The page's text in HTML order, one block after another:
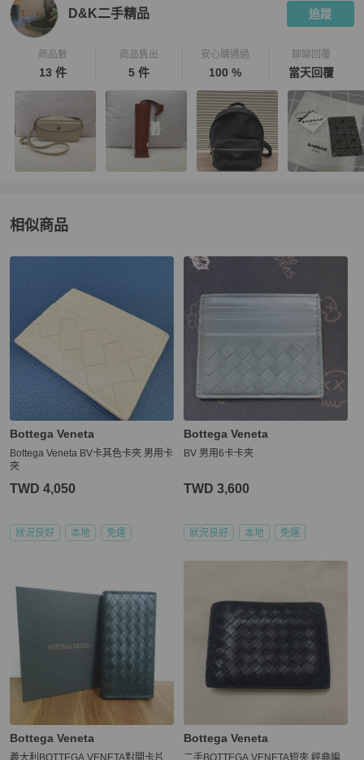
D&K二手精品 追蹤
商品數
13 件
商品售出
5 件
安心購通過
100 %
聊聊回覆
當天回覆
相似商品
更多相似Bottega Veneta男士錢包 / 小皮件推薦精品
Bottega Veneta
Bottega Veneta BV卡其色卡夾 男用卡
夾
TWD 4,050
狀況良好 本地 免運
Bottega Veneta
BV 男用6卡卡夾
TWD 3,600
狀況良好 本地 免運
Bottega Veneta
義大利BOTTEGA VENETA對開卡片
Bottega Veneta
二手BOTTEGA VENETA短夾 經典編